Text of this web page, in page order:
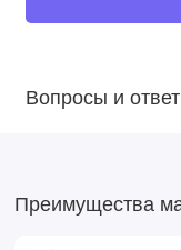
Вопросы и
Преимущества